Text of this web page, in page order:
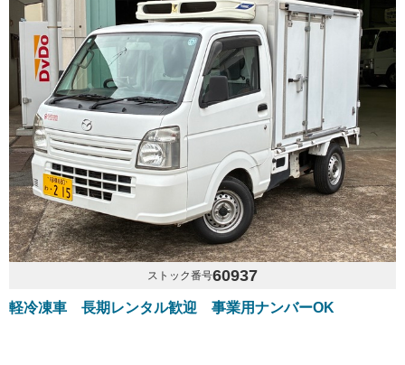
ストック番号60937
軽冷凍車 長期レンタル歓迎 事業用ナンバーOK